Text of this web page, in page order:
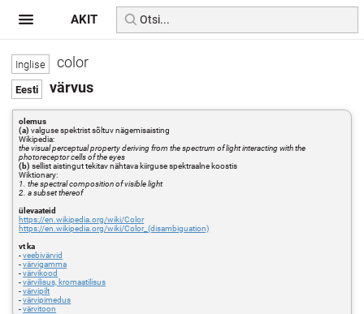
color
värvus
olemus
(a) valguse spektrist sõltuv nägemisaisting
Wikipedia:
the visual perceptual property deriving from the spectrum of light interacting with the
photoreceptor cells of the eyes
(b) sellist aistingut tekitav nähtava kiirguse spektraalne koostis
Wiktionary:
1. the spectral composition of visible light
2. a subset thereof
ülevaateid
https://en.wikipedia.org/wiki/Color
https://en.wikipedia.org/wiki/Color_(disambiguation)
vt ka
-veebivärvid
-värvigamma
-värvikood
-värvilisus, kromaatilisus
-värvipilt
-värvipimedus
-värvitoon
AKIT